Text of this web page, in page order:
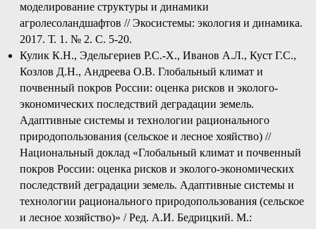
моделирование структуры и динамики
агролесоландшафтов // Экосистемы: экология и динамика.
2017. Т. 1. № 2. С. 5-20.
Кулик К.Н., Эдельгериев Р.С.-Х., Иванов А.Л., Куст Г.С.,
Козлов Д.Н., Андреева О.В. Глобальный климат и
почвенный покров России: оценка рисков и эколого-
экономических последствий деградации земель.
Адаптивные системы и технологии рационального
природопользования (сельское и лесное хояйство) //
Национальный доклад «Глобальный климат и почвенный
покров России: оценка рисков и эколого-экономических
последствий деградации земель. Адаптивные системы и
технологии рационального природопользования (сельское
и лесное хозяйство)» / Ред. А.И. Бедрицкий. М.: